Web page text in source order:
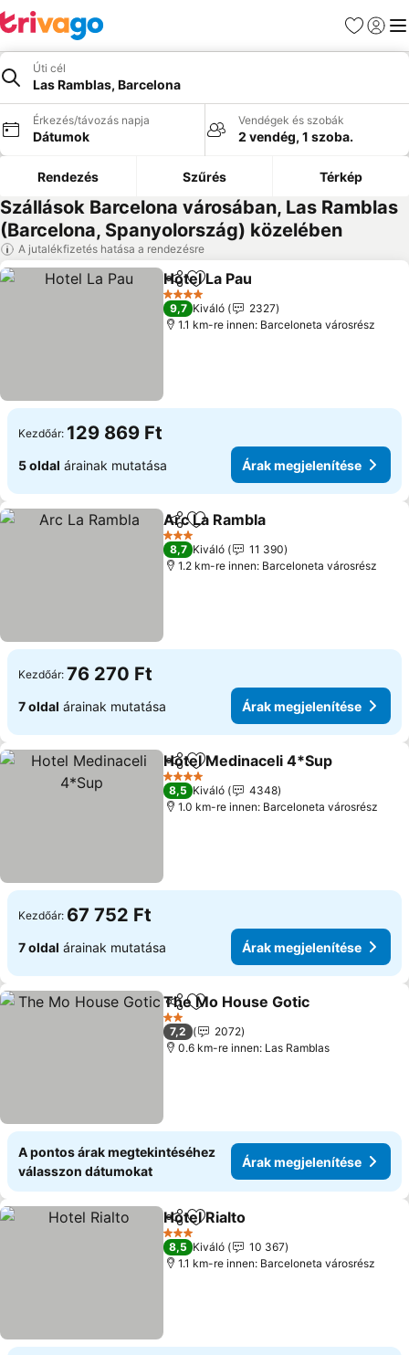
Kedvencek
Úti cél
Las Ramblas, Barcelona
Érkezés/távozás napja
Dátumok
Vendégek és szobák
2 vendég, 1 szoba.
Rendezés Szűrés Térkép
Szállások Barcelona városában, Las Ramblas
(Barcelona, Spanyolország) közelében
A jutalékfizetés hatása a rendezésre
MegosztásHozzáadás a kedvencekhez
Hotel La Pau
4 Kategória
9,7 Kiváló
2327
1.1 km-re innen: Barceloneta városrész
Kezdőár: 129 869 Ft
5 oldal árainak mutatása Árak megjelenítése
Megosztás
Hozzáadás a kedvencekhez
Arc La Rambla
3 Kategória
8,7 Kiváló
11 390
1.2 km-re innen: Barceloneta városrész
Kezdőár: 76 270 Ft
7 oldal árainak mutatása Árak megjelenítése
Megosztás
Hozzáadás a kedvencekhez
Hotel Medinaceli 4*Sup
4 Kategória
8,5 Kiváló
4348
1.0 km-re innen: Barceloneta városrész
Kezdőár: 67 752 Ft
7 oldal árainak mutatása Árak megjelenítése
Megosztás
Hozzáadás a kedvencekhez
The Mo House Gotic
2 Kategória
7,2
2072
0.6 km-re innen: Las Ramblas
A pontos árak megtekintéséhez
válasszon dátumokat
Árak megjelenítése
Megosztás
Hozzáadás a kedvencekhez
Hotel Rialto
3 Kategória
8,5 Kiváló
10 367
1.1 km-re innen: Barceloneta városrész